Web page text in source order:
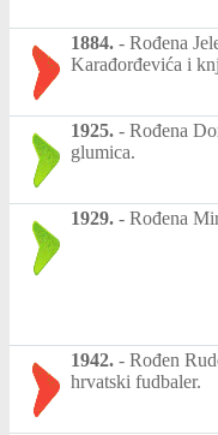
1884. - Rođena
Karađorđevića i
1925. - Rođena
glumica.
1929. - Rođena
1942. - Rođen
hrvatski fudbaler.